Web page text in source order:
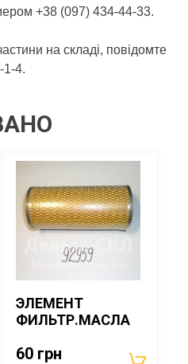
+38 (097) 434-44-33.
на складі, повідомте
1-4.
ЭЛЕМЕНТ
ФИЛЬТР.МАСЛА
60 грн